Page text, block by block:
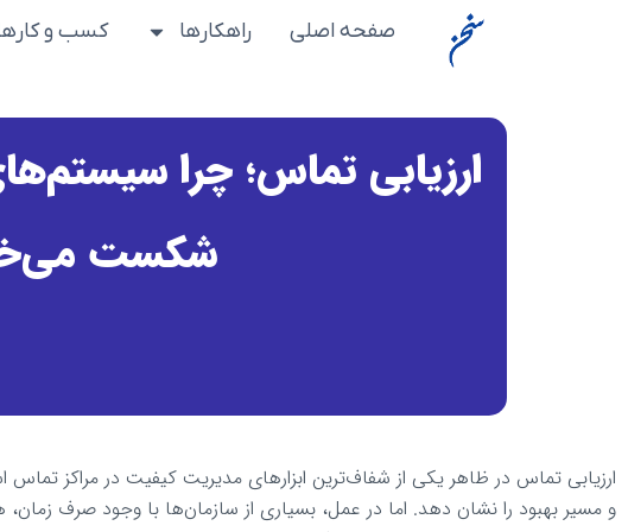
صفحه اصلی راهکارها کسب و
ارزیابی تماس؛ چرا
شکست
ارزیابی تماس در ظاهر یکی از شفاف‌ترین ابزارهای مدیریت کیفیت در مراکز
و مسیر بهبود را نشان دهد. اما در عمل، بسیاری از سازمان‌ها با وجود صرف